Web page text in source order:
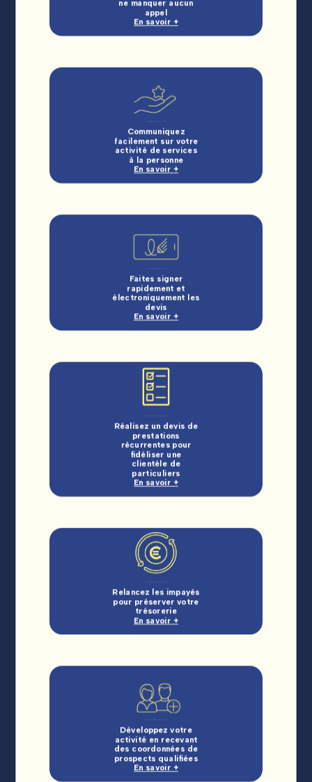
ne manquer aucun
appel
En savoir +
Communiquez
facilement sur votre
activité de services
à la personne
En savoir +
Faites signer
rapidement et
électroniquement les
devis
En savoir +
Réalisez un devis de
prestations
récurrentes pour
fidéliser une
clientèle de
particuliers
En savoir +
Relancez les impayés
pour préserver votre
trésorerie
En savoir +
Développez votre
activité en recevant
des coordonnées de
prospects qualifiées
En savoir +